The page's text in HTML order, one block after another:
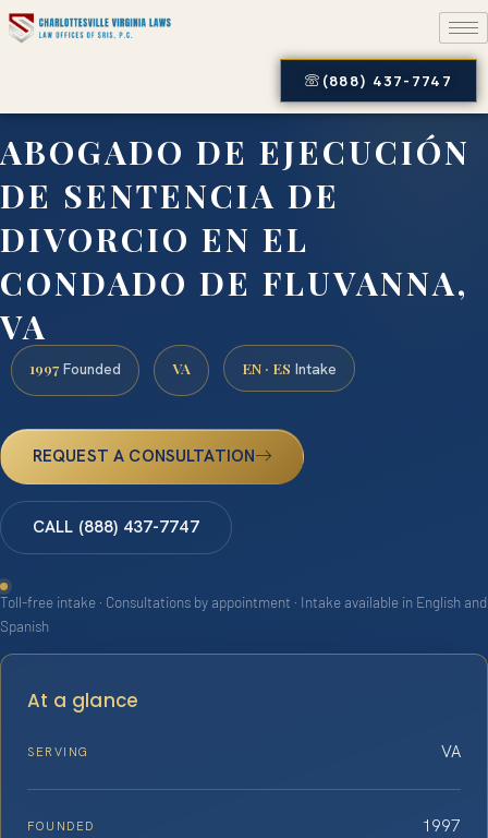
(888) 437-7747
ABOGADO DE EJECUCIÓN
DE SENTENCIA DE
DIVORCIO EN EL
CONDADO DE FLUVANNA,
VA
1997 Founded VA EN · ES Intake
REQUEST A CONSULTATION
CALL (888) 437-7747
Toll-free intake · Consultations by appointment · Intake available in English and
Spanish
At a glance
SERVING VA
FOUNDED 1997